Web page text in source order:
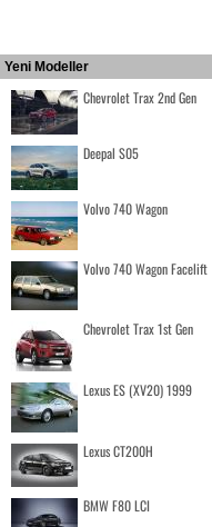
Yeni Modeller
Chevrolet Trax 2nd Gen
Deepal S05
Volvo 740 Wagon
Volvo 740 Wagon Facelift
Chevrolet Trax 1st Gen
Lexus ES (XV20) 1999
Lexus CT200H
BMW F80 LCI